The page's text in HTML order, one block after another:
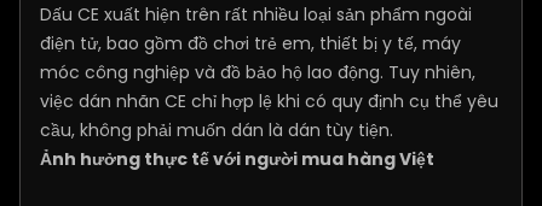
Dấu CE xuất hiện trên rất nhiều loại sản phẩm ngoài
điện tử, bao gồm đồ chơi trẻ em, thiết bị y tế, máy
móc công nghiệp và đồ bảo hộ lao động. Tuy nhiên,
việc dán nhãn CE chỉ hợp lệ khi có quy định cụ thể yêu
cầu, không phải muốn dán là dán tùy tiện.
Ảnh hưởng thực tế với người mua hàng Việt